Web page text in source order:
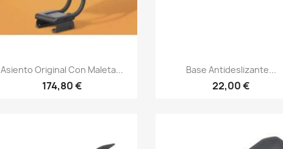
Vista rápida
Asiento Original Con Maleta...
174,80 €
Vista rápida
Base Antideslizante...
22,00 €